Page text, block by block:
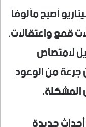
أصبح مألوفاً
قمع واعتقالات،
لامتصاص
من الوعود
المشكلة.